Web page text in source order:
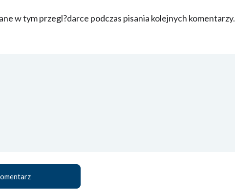
w tym przegl?darce podczas pisania kolejnych komentarzy.